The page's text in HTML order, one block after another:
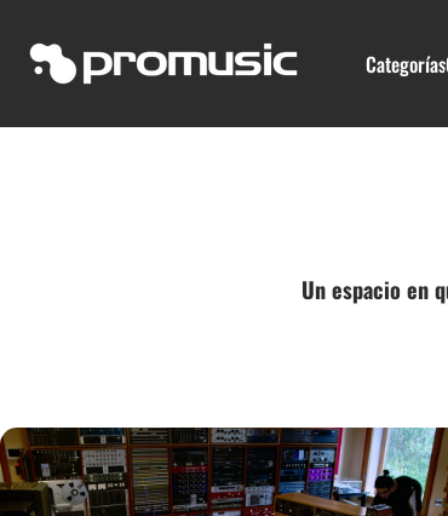
Promusic Categorías
Un espacio en